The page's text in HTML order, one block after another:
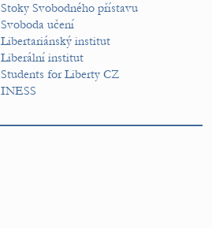
Stoky Svobodného přístavu
Svoboda učení
Libertariánský institut
Liberální institut
Students for Liberty CZ
INESS